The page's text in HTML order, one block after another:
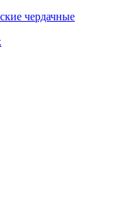
чердачные